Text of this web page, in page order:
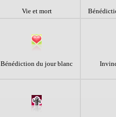
Vie et mort
Bénédiction du jour blanc